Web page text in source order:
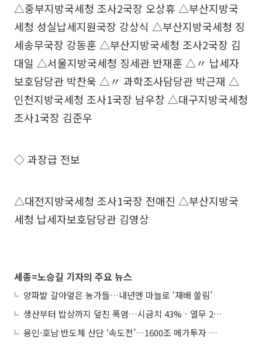
△중부지방국세청 조사2국장 오상휴 △부산지방국
세청 성실납세지원국장 강상식 △부산지방국세청 징
세송무국장 강동훈 △부산지방국세청 조사2국장 김
대일 △서울지방국세청 징세관 반재훈 △〃 납세자
보호담당관 박찬욱 △〃 과학조사담당관 박근재 △
인천지방국세청 조사1국장 남우창 △대구지방국세청
조사1국장 김준우
◇ 과장급 전보
△대전지방국세청 조사1국장 전애진 △부산지방국
세청 납세자보호담당관 김영상
세종=노승길 기자의 주요 뉴스
양파밭 갈아엎은 농가들…내년엔 마늘로 ‘재배 쏠림’
생산부터 밥상까지 덮친 폭염…시금치 43%ㆍ열무 28% 급등
용인·호남 반도체 산단 ‘속도전’…1600조 메가투자 이행 총력